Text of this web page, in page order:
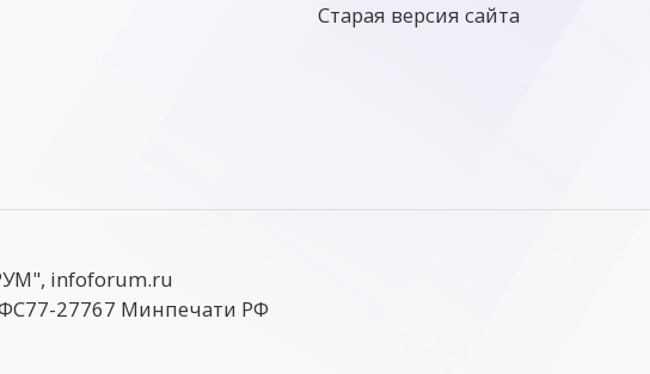
Старая версия сайта
infoforum.ru
27767 Минпечати РФ